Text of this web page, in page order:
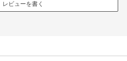
レビューを書く